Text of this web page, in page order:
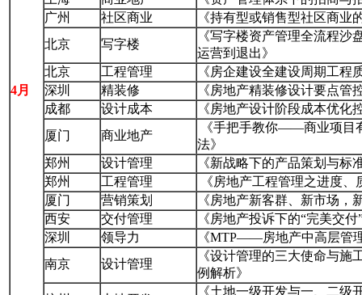
4月
广州
社区商业
《持有型或销售型社区商业
北京
写字楼
《写字楼资产管理全流程
运营到退出》
北京
工程管理
《房企建设全建设周期工程
深圳
精装修
《房地产精装修设计要点管
成都
设计成本
《房地产设计阶段成本优化
厦门
商业地产
《手把手教你——商业项目
法》
郑州
设计管理
《新战略下的产品策划与标
郑州
工程管理
《房地产工程管理之进度
厦门
营销策划
《房地产新客群、新市场，
西安
交付管理
《房地产投诉下的“完美交
深圳
领导力
《MTP——房地产中高层管
南京
设计管理
《设计管理的三大使命与施
例解析》
《土地一级开发与一、二